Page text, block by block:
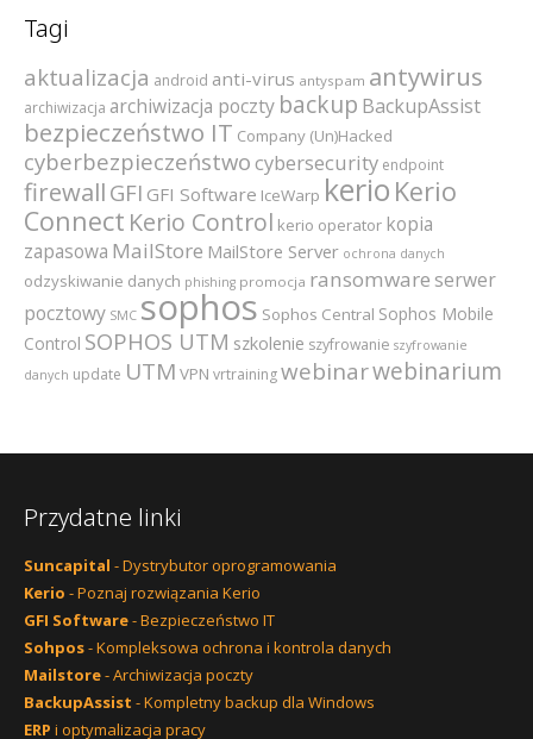
Tagi
aktualizacja android anti-virus antyspam antywirus
archiwizacja archiwizacja poczty backup BackupAssist
bezpieczeństwo IT Company (Un)Hacked
cyberbezpieczeństwocybersecurity endpoint
firewall GFI GFI Software IceWarp kerio Kerio
Connect Kerio Control kerio operator kopia
zapasowa MailStore MailStore Server ochrona danych
odzyskiwanie danych phishing promocja ransomware serwer
pocztowy SMC sophos Sophos Central Sophos Mobile
Control SOPHOS UTM szkolenie szyfrowanie szyfrowanie
danych update UTM VPN vrtrainingwebinarwebinarium
Przydatne linki
Suncapital - Dystrybutor oprogramowania
Kerio - Poznaj rozwiązania Kerio
GFI Software- Bezpieczeństwo IT
Sohpos- Kompleksowa ochrona i kontrola danych
Mailstore- Archiwizacja poczty
BackupAssist - Kompletny backup dla Windows
ERP i optymalizacja pracy